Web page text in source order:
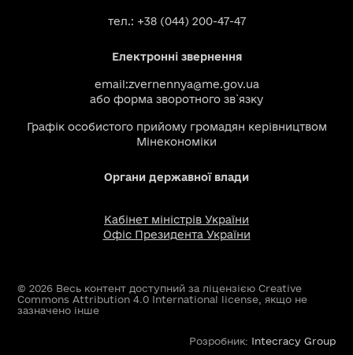
тел.: +38 (044) 200-47-47
Електронні звернення
email:zvernennya@me.gov.ua
або форма зворотного зв`язку
Графік особистого прийому громадян керівництвом
Мінекономіки
Органи державної влади
Кабінет міністрів України
Офіс Президента України
© 2026 Весь контент доступний за ліцензією Creative
Commons Attribution 4.0 International license, якщо не
зазначено інше
Розробник: Intecracy Group